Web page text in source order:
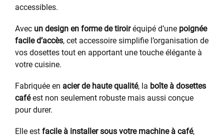
accessibles.
Avec un design en forme de tiroiréquipé d’une poignée
facile d’accès, cet accessoire simplifie l’organisation de
vos dosettes tout en apportant une touche élégante à
votre cuisine.
Fabriquée en acier de haute qualité, la boîte à dosettes
caféest non seulement robuste mais aussi conçue
pour durer.
Elle est facile à installer sous votre machine à café,